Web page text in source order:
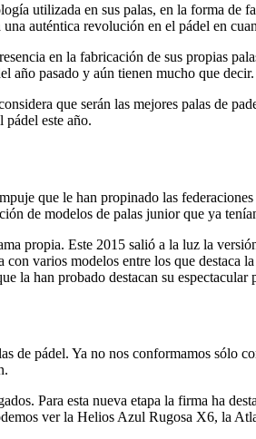
utilizada en sus palas, en la forma de
auténtica revolución en el pádel en
en la fabricación de sus propias
año pasado y aún tienen mucho que decir.
que serán las mejores palas de
pádel este año.
que le han propinado las
de modelos de palas junior que ya
propia. Este 2015 salió a la luz la
varios modelos entre los que
la han probado destacan su espectacular
de pádel. Ya no nos conformamos
Para esta nueva etapa la firma ha
ver la Helios Azul Rugosa X6, la